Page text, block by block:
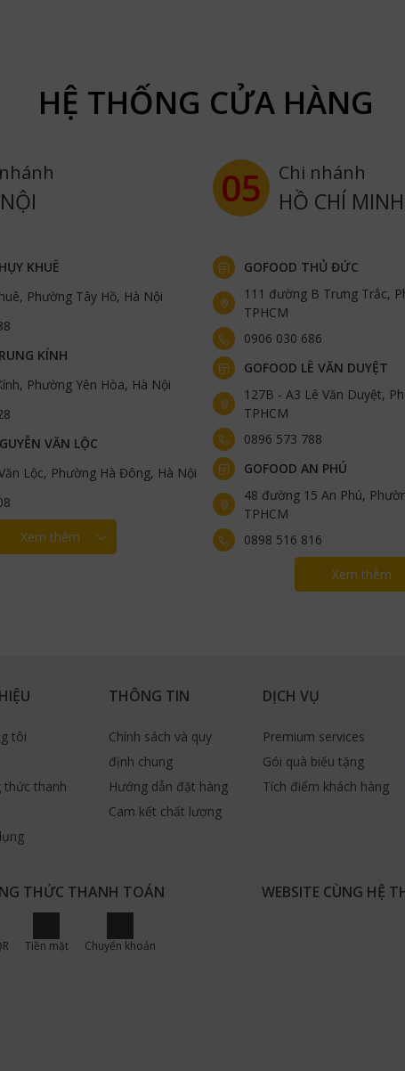
HỆ THỐNG CỬA HÀNG
KHUÊ
Phường Tây Hồ, Hà Nội
KÍNH
Phường Yên Hòa, Hà Nội
VĂN LỘC
Lộc, Phường Hà Đông, Hà Nội
Xem thêm
05 Chi nhánh
HỒ CHÍ MINH
GOFOOD THỦ ĐỨC
111 đường B Trưng Trắc,
TPHCM
0906 030 686
GOFOOD LÊ VĂN DUYỆT
127B - A3 Lê Văn Duyệt,
TPHCM
0896 573 788
GOFOOD AN PHÚ
48 đường 15 An Phú,
TPHCM
0898 516 816
Xem thêm
tôi
thức thanh
THÔNG TIN
Chính sách và quy
định chung
Hướng dẫn đặt hàng
Cam kết chất lượng
DỊCH VỤ
Premium services
Gói quà biếu tặng
Tích điểm khách hàng
THỨC THANH TOÁN
Tiền mặt Chuyển khoản
WEBSITE CÙNG HỆ